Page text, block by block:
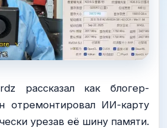
рассказал как блогер-
отремонтировал ИИ-карту
урезав её шину памяти.